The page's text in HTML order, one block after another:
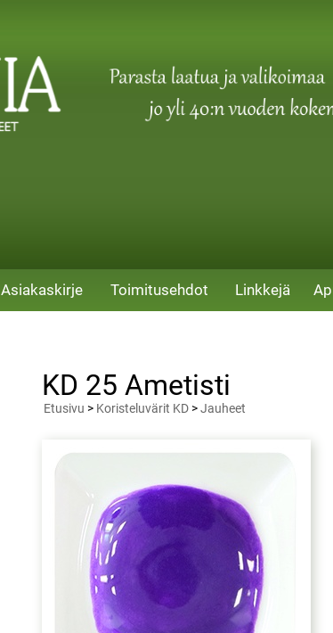
Asiakaskirje Toimitusehdot Linkkejä
KD 25 Ametisti
Etusivu > Koristeluvärit KD >Jauheet